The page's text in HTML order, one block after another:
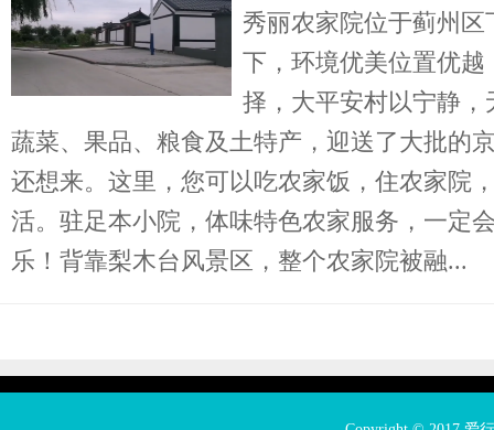
秀丽农家院位于蓟州
下，环境优美位置优
择，大平安村以宁静
蔬菜、果品、粮食及土特产，迎送了大批的
还想来。这里，您可以吃农家饭，住农家院
活。驻足本小院，体味特色农家服务，一定
乐！背靠梨木台风景区，整个农家院被融...